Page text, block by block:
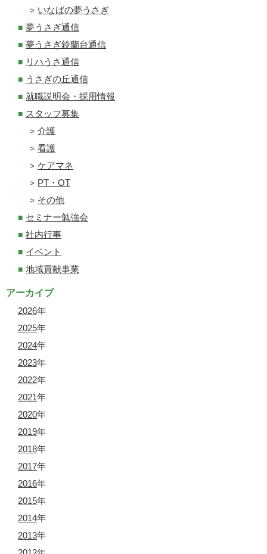
いなばの夢うさぎ
夢うさぎ通信
夢うさぎ鈴蘭台通信
リハうさ通信
うさぎの丘通信
就職説明会・採用情報
スタッフ募集
介護
看護
ケアマネ
PT・OT
その他
セミナー勉強会
社内行事
イベント
地域貢献事業
アーカイブ
2026年
2025年
2024年
2023年
2022年
2021年
2020年
2019年
2018年
2017年
2016年
2015年
2014年
2013年